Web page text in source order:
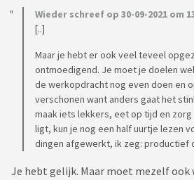
Wieder schreef op 30-09-2021 om
[..]
Maar je hebt er ook veel teveel
ontmoedigend. Je moet je doelen wel
de werkopdracht nog even doen en
verschonen want anders gaat het
maak iets lekkers, eet op tijd en zorg
ligt, kun je nog een half uurtje lezen
dingen afgewerkt, ik zeg: productief
Je hebt gelijk. Maar moet mezelf ook